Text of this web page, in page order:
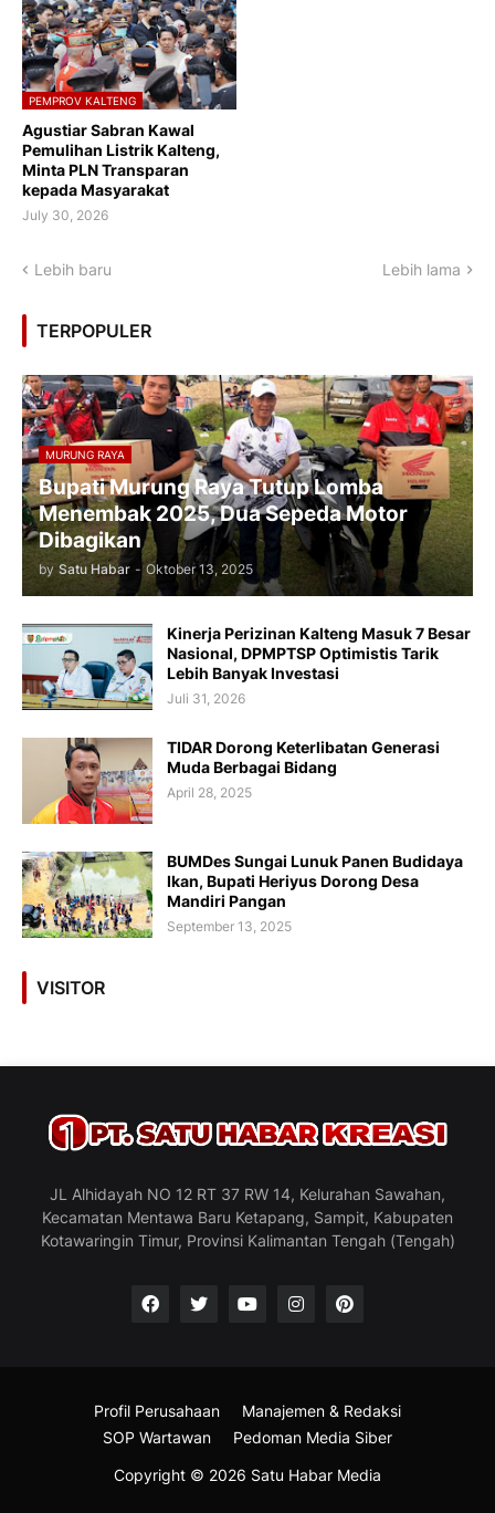
PEMPROV KALTENG
Agustiar Sabran Kawal
Pemulihan Listrik Kalteng,
Minta PLN Transparan
kepada Masyarakat
July 30, 2026
Lebih baru Lebih lama
TERPOPULER
MURUNG RAYA
Bupati Murung Raya Tutup Lomba
Menembak 2025, Dua Sepeda Motor
Dibagikan
by Satu Habar - Oktober 13, 2025
Kinerja Perizinan Kalteng Masuk 7 Besar
Nasional, DPMPTSP Optimistis Tarik
Lebih Banyak Investasi
Juli 31, 2026
TIDAR Dorong Keterlibatan Generasi
Muda Berbagai Bidang
April 28, 2025
BUMDes Sungai Lunuk Panen Budidaya
Ikan, Bupati Heriyus Dorong Desa
Mandiri Pangan
September 13, 2025
VISITOR
JL Alhidayah NO 12 RT 37 RW 14, Kelurahan Sawahan,
Kecamatan Mentawa Baru Ketapang, Sampit, Kabupaten
Kotawaringin Timur, Provinsi Kalimantan Tengah (Tengah)
Copyright © 2026 Satu Habar Media
Profil Perusahaan
Manajemen & Redaksi
SOP Wartawan
Pedoman Media Siber